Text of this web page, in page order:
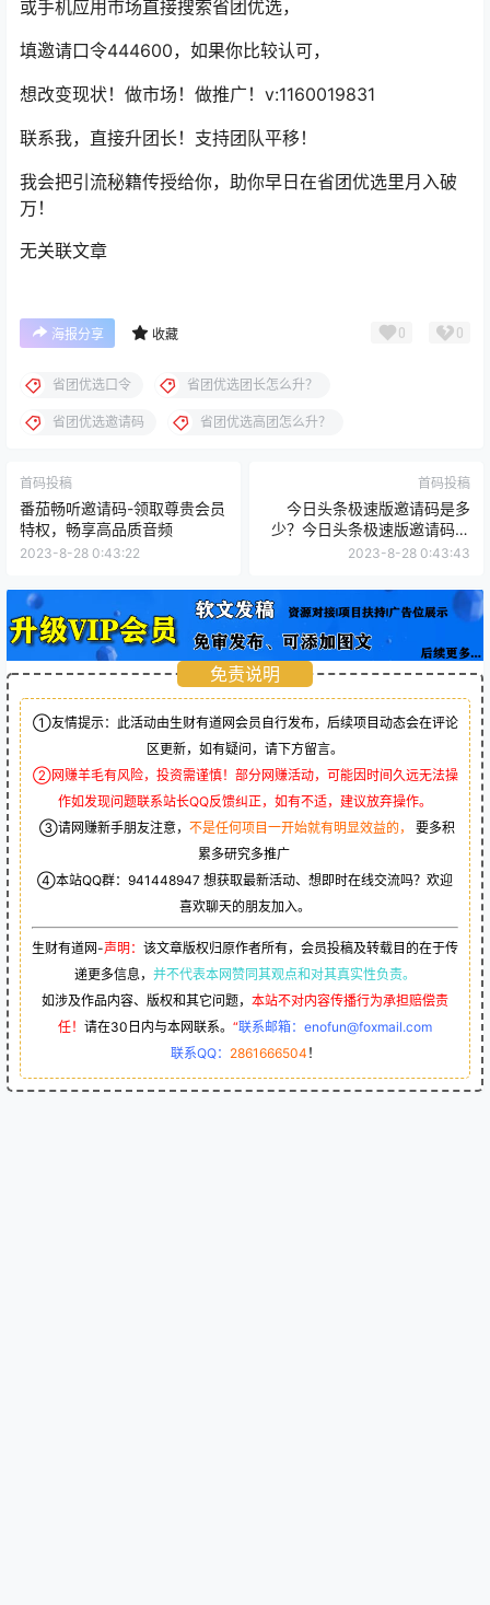
或手机应用市场直接搜索省团优选，
填邀请口令444600，如果你比较认可，
想改变现状！做市场！做推广！v:1160019831
联系我，直接升团长！支持团队平移！
我会把引流秘籍传授给你，助你早日在省团优选里月入破
万！
无关联文章
海报分享 收藏 0 0
省团优选口令 省团优选团长怎么升？
省团优选邀请码 省团优选高团怎么升？
首码投稿
番茄畅听邀请码-领取尊贵会员
特权，畅享高品质音频
2023-8-28 0:43:22
首码投稿
今日头条极速版邀请码是多
少？今日头条极速版邀请码汇
总一览
2023-8-28 0:43:43
免责说明
①友情提示：此活动由生财有道网会员自行发布，后续项目动态会在评论
区更新，如有疑问，请下方留言。
②网赚羊毛有风险，投资需谨慎！部分网赚活动，可能因时间久远无法操
作如发现问题联系站长QQ反馈纠正，如有不适，建议放弃操作。
③请网赚新手朋友注意， 不是任何项目一开始就有明显效益的，
要多积
累多研究多推广
④本站QQ群： 941448947 想获取最新活动、想即时在线交流吗？欢迎
喜欢聊天的朋友加入。
生财有道网-声明： 该文章版权归原作者所有，会员投稿及转载目的在于传
递更多信息， 并不代表本网赞同其观点和对其真实性负责。
如涉及作品内容、版权和其它问题， 本站不对内容传播行为承担赔偿责
任！ 请在30日内与本网联系。 “联系邮箱：enofun@foxmail.com
联系QQ： 2861666504 ！